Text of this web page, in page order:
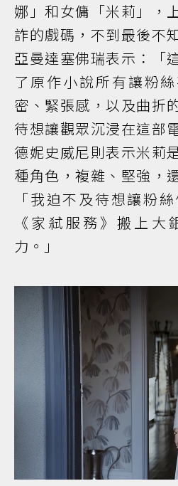
娜」和女傭「米莉」，
詐的戲碼，不到最後不
亞曼達塞佛瑞表示：「
了原作小說所有讓粉
密、緊張感，以及曲折
待想讓觀眾沉浸在這部
德妮史威尼則表示米莉
種角色，複雜、堅強，
「我迫不及待想讓粉
《家弒服務》搬上大
力。」